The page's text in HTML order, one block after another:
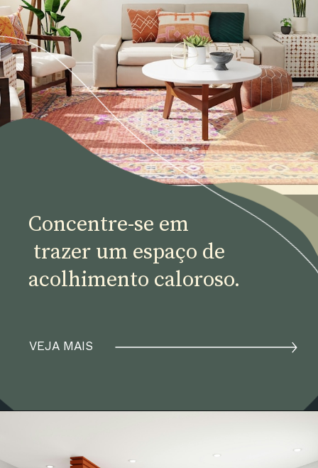
VEJA MAIS
Concentre-se em
trazer um espaço de
acolhimento caloroso.